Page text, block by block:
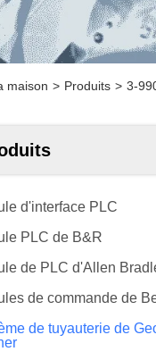
maison > Produits > 3-
d'interface PLC
PLC de B&R
de PLC d'Allen
de commande de
de tuyauterie de